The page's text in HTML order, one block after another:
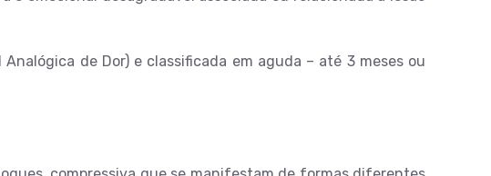
de Dor) e classificada em aguda – até 3 meses ou